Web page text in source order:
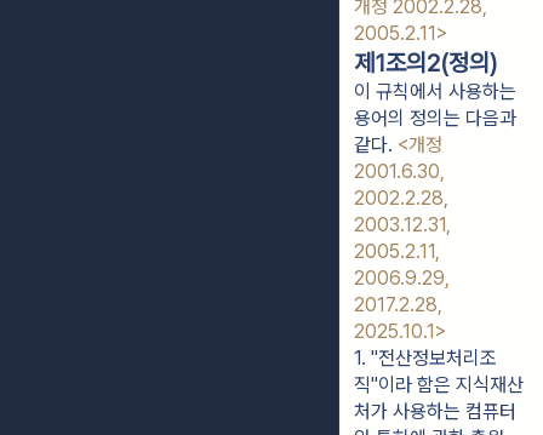
개정 2002.2.28,
2005.2.11>
제1조의2(정의)
이 규칙에서 사용하는
용어의 정의는 다음과
같다. <개정
2001.6.30,
2002.2.28,
2003.12.31,
2005.2.11,
2006.9.29,
2017.2.28,
2025.10.1>
1. "전산정보처리조
직"이라 함은 지식재산
처가 사용하는 컴퓨터